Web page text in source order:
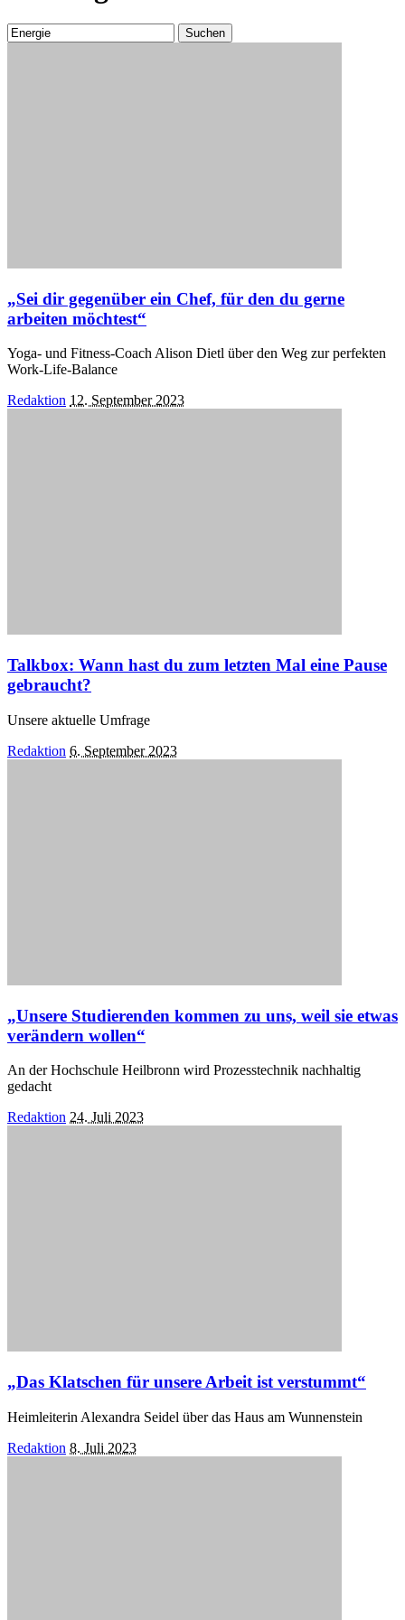
Suchen
nach:
„Sei dir gegenüber ein Chef, für den du gerne
arbeiten möchtest“
Yoga- und Fitness-Coach Alison Dietl über den Weg zur perfekten
Work-Life-Balance
Posted
Redaktion 12. September 2023
Talkbox: Wann hast du zum letzten Mal eine Pause
gebraucht?
Unsere aktuelle Umfrage
Posted
Redaktion 6. September 2023
„Unsere Studierenden kommen zu uns, weil sie etwas
verändern wollen“
An der Hochschule Heilbronn wird Prozesstechnik nachhaltig
gedacht
Posted
Redaktion 24. Juli 2023
„Das Klatschen für unsere Arbeit ist verstummt“
Heimleiterin Alexandra Seidel über das Haus am Wunnenstein
Posted
Redaktion 8. Juli 2023